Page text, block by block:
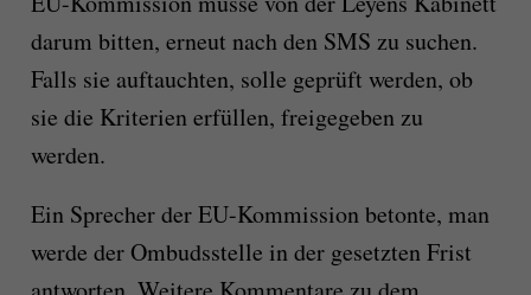
darum bitten, erneut nach den SMS zu suchen.
Falls sie auftauchten, solle geprüft werden, ob
sie die Kriterien erfüllen, freigegeben zu
werden.
Ein Sprecher der EU-Kommission betonte, man
werde der Ombudsstelle in der gesetzten Frist